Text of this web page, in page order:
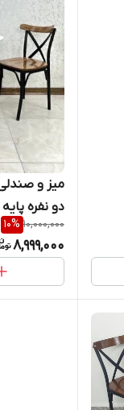
میز و
دو نفره
10,000,000
10%
8,999,000